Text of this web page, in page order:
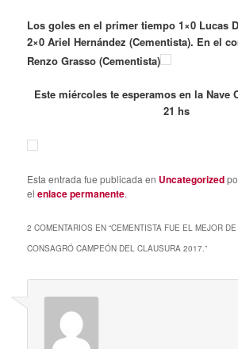
Los goles en el primer tiempo 1×0 Lucas
2×0 Ariel Hernández (Cementista). En el
Renzo Grasso (Cementista)
Este miércoles te esperamos en la Nave
21 hs
Esta entrada fue publicada en Uncategorized
elenlace permanente.
2 COMENTARIOS EN “CEMENTISTA FUE EL MEJOR
CONSAGRÓ CAMPEÓN DEL CLAUSURA 2017.”